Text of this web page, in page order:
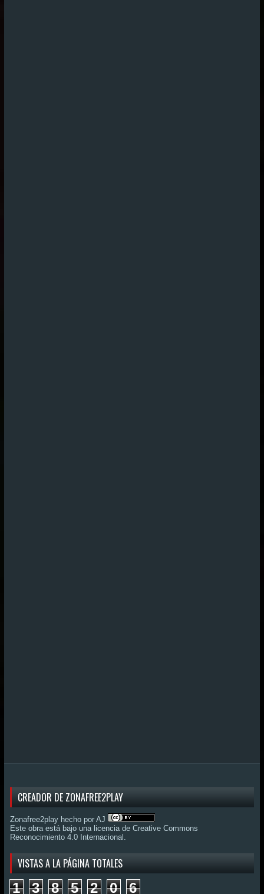
CREADOR DE ZONAFREE2PLAY
Zonafree2play hecho por AJ
Este obra está bajo una licencia de Creative Commons
Reconocimiento 4.0 Internacional
VISTAS A LA PÁGINA TOTALES
1 3 8 5 2 0 6